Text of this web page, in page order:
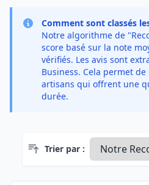
Comment sont classés
Notre algorithme de
score basé sur la note
vérifiés. Les avis sont
Business. Cela permet
artisans qui offrent une
durée.
Trier par :